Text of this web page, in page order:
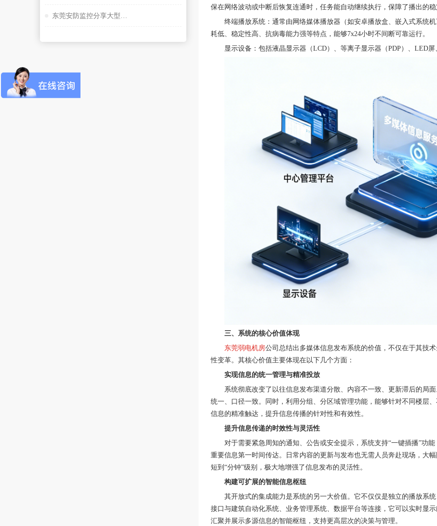
东莞安防监控分享大型桥隧监控系统解决方案设计
保在网络波动或中断后恢复连通时，任务能自动继续执行，保障了播出的
终端播放系统：通常由网络媒体播放器（如安卓播放盒、嵌入式系统
耗低、稳定性高、抗病毒能力强等特点，能够7x24小时不间断可靠运行。
显示设备：包括液晶显示器（LCD）、等离子显示器（PDP）、LED
三、系统的核心价值体现
东莞弱电机房公司总结出多媒体信息发布系统的价值，不仅在于其技
性变革。其核心价值主要体现在以下几个方面：
实现信息的统一管理与精准投放
系统彻底改变了以往信息发布渠道分散、内容不一致、更新滞后的局
统一、口径一致。同时，利用分组、分区域管理功能，能够针对不同楼层
信息的精准触达，提升信息传播的针对性和有效性。
提升信息传递的时效性与灵活性
对于需要紧急周知的通知、公告或安全提示，系统支持“一键插播”功
重要信息第一时间传达。日常内容的更新与发布也无需人员奔赴现场，大
短到“分钟”级别，极大地增强了信息发布的灵活性。
构建可扩展的智能信息枢纽
其开放式的集成能力是系统的另一大价值。它不仅仅是独立的播放系
接口与建筑自动化系统、业务管理系统、数据平台等连接，它可以实时显
汇聚并展示多源信息的智能枢纽，支持更高层次的决策与管理。